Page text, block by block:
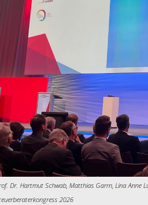
Dr. Hartmut Schwab, Matthias Garrn, Lina Anne
2026